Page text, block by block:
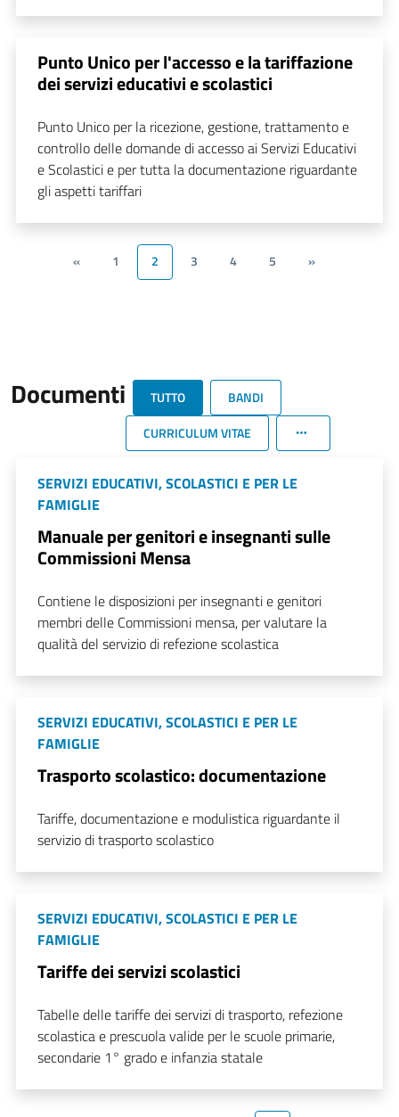
Punto Unico per l'accesso e la tariffazione
dei servizi educativi e scolastici
Punto Unico per la ricezione, gestione, trattamento e
controllo delle domande di accesso ai Servizi Educativi
e Scolastici e per tutta la documentazione riguardante
gli aspetti tariffari
« 1 2 3 4 5 »
Documenti TUTTO
BANDI
CURRICULUM VITAE
SERVIZI EDUCATIVI, SCOLASTICI E PER LE
FAMIGLIE
Manuale per genitori e insegnanti sulle
Commissioni Mensa
Contiene le disposizioni per insegnanti e genitori
membri delle Commissioni mensa, per valutare la
qualità del servizio di refezione scolastica
SERVIZI EDUCATIVI, SCOLASTICI E PER LE
FAMIGLIE
Trasporto scolastico: documentazione
Tariffe, documentazione e modulistica riguardante il
servizio di trasporto scolastico
SERVIZI EDUCATIVI, SCOLASTICI E PER LE
FAMIGLIE
Tariffe dei servizi scolastici
Tabelle delle tariffe dei servizi di trasporto, refezione
scolastica e prescuola valide per le scuole primarie,
secondarie 1° grado e infanzia statale